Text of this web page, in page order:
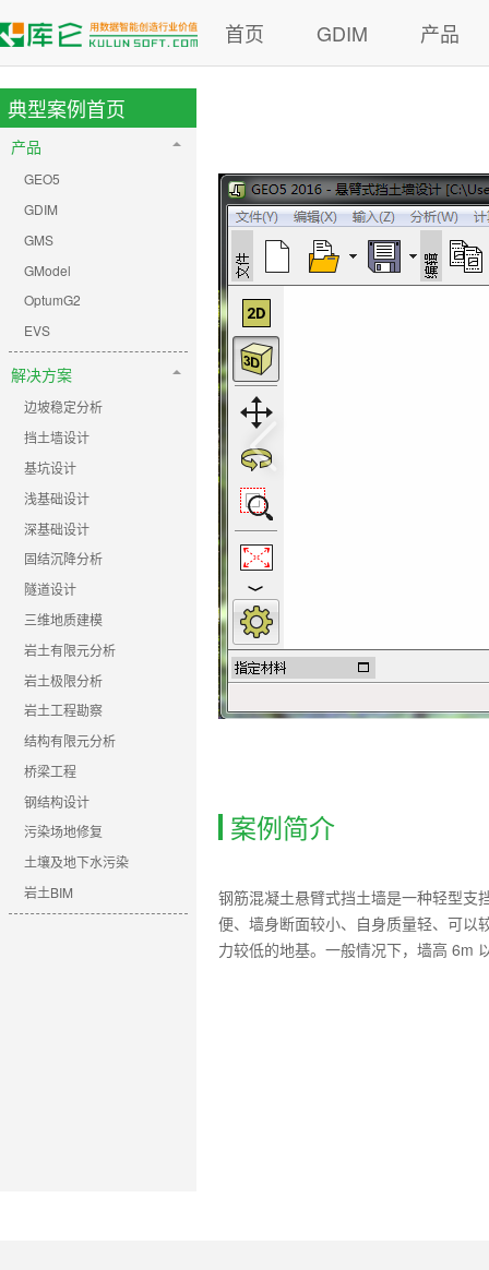
首页 GDIM 产品
典型案例首页
产品
GEO5
GDIM
GMS
GModel
OptumG2
EVS
解决方案
边坡稳定分析
挡土墙设计
基坑设计
浅基础设计
深基础设计
固结沉降分析
隧道设计
三维地质建模
岩土有限元分析
岩土极限分析
岩土工程勘察
结构有限元分析
桥梁工程
钢结构设计
污染场地修复
土壤及地下水污染
岩土BIM
案例简介
钢筋混凝土悬臂式挡土墙是一种轻型支
便、墙身断面较小、自身质量轻、可以
力较低的地基。一般情况下，墙高 6m